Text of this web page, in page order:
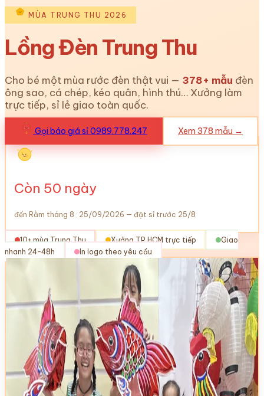
MÙA TRUNG THU 2026
Lồng Đèn Trung Thu
Cho bé một mùa rước đèn thật vui — 378+ mẫu đèn
ông sao, cá chép, kéo quân, hình thú… Xưởng làm
trực tiếp, sỉ lẻ giao toàn quốc.
Gọi báo giá sỉ 0989.778.247 Xem 378 mẫu →
Còn 50 ngày
đến Rằm tháng 8 · 25/09/2026 — đặt sỉ trước 25/8
10+ mùa Trung Thu Xưởng TP.HCM trực tiếp
Giao
nhanh 24–48h
In logo theo yêu cầu